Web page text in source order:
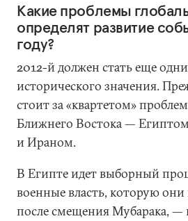
Какие проблемы
определят развитие
году?
2012-й должен стать еще
исторического значения.
стоит за «квартетом»
Ближнего Востока —
и Ираном.
В Египте идет выборный
военные власть, которую они
после смещения Мубарака, —